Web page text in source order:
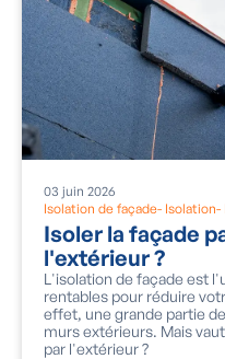
Isolation de façade- Isolation-
03 juin 2026
Isoler la façade
l'extérieur ?
L'isolation de façade est
rentables pour réduire
effet, une grande partie
murs extérieurs. Mais
par l'extérieur ?